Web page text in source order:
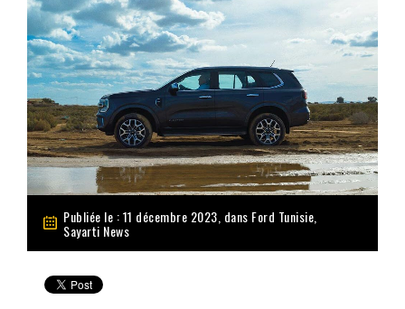
Publiée le : 11 décembre 2023, dans Ford Tunisie
Sayarti News